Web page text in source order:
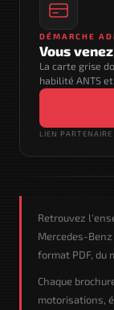
DÉMARCHE
Vous
La carte grise
habilité ANTS
LIEN PARTENAIRE
Retrouvez
Mercedes-
format PDF, du
Chaque
motorisations,